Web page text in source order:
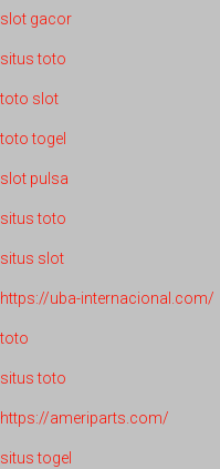
slot gacor
situs toto
toto slot
toto togel
slot pulsa
situs toto
situs slot
https://uba-internacional.com/
toto
situs toto
https://ameriparts.com/
situs togel